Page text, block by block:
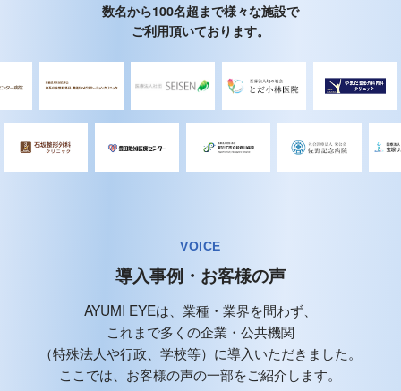
数名から100名超まで様々な施設で
ご利用頂いております。
VOICE
導入事例・お客様の声
AYUMI EYEは、業種・業界を問わず、
これまで多くの企業・公共機関
（特殊法人や行政、学校等）に導入いただきました。
ここでは、お客様の声の一部をご紹介します。